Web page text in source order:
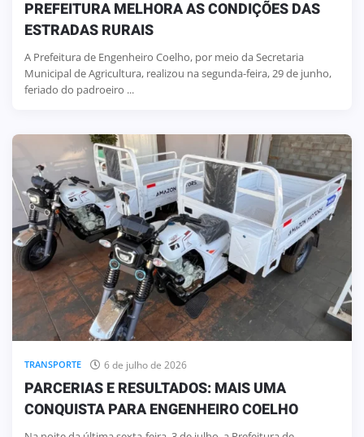
PREFEITURA MELHORA AS CONDIÇÕES DAS
ESTRADAS RURAIS
A Prefeitura de Engenheiro Coelho, por meio da Secretaria
Municipal de Agricultura, realizou na segunda-feira, 29 de junho,
feriado do padroeiro ...
TRANSPORTE 6 de julho de 2026
PARCERIAS E RESULTADOS: MAIS UMA
CONQUISTA PARA ENGENHEIRO COELHO